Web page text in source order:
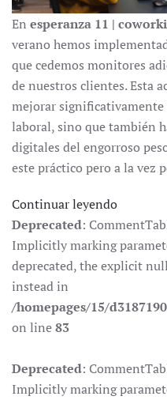
En esperanza 11 |
verano hemos
que cedemos monitores
de nuestros clientes. Esta
mejorar
laboral, sino que también
digitales del engorroso
este práctico pero a la vez
Continuar leyendo
Deprecated:
Implicitly marking
deprecated, the explicit
instead in
/homepages/15/
on line83
Deprecated:
Implicitly marking